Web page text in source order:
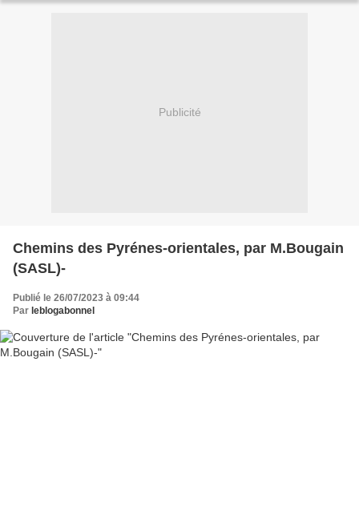
Publicité
Chemins des Pyrénes-orientales, par M.Bougain
(SASL)-
Publié le 26/07/2023 à 09:44
Par leblogabonnel